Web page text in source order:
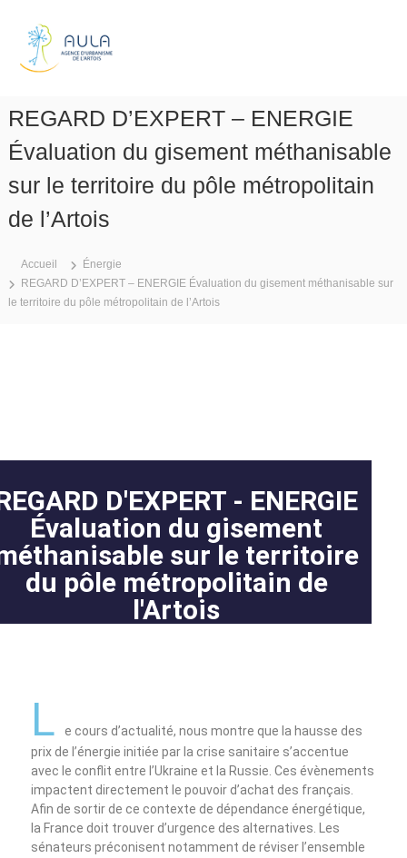
c
d
'
n
'
A
r
t
o
i
s
(
)
REGARD D’EXPERT – ENERGIE
Évaluation du gisement méthanisable
sur le territoire du pôle métropolitain
de l’Artois
Accueil
Énergie
REGARD D’EXPERT – ENERGIE Évaluation du gisement méthanisable sur
le territoire du pôle métropolitain de l’Artois
D'EXPERT - ENERGIE
Évaluation du gisement
sur le territoire
du pôle métropolitain de
l'Artois
L
e cours d’actualité, nous montre que la hausse des
prix de l’énergie initiée par la crise sanitaire s’accentue
avec le conflit entre l’Ukraine et la Russie. Ces évènements
impactent directement le pouvoir d’achat des français.
Afin de sortir de ce contexte de dépendance énergétique,
la France doit trouver d’urgence des alternatives. Les
sénateurs préconisent notamment de réviser l’ensemble